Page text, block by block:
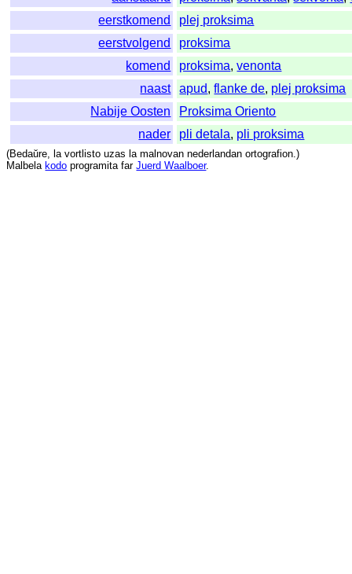
eerstkomend
plej proksima
eerstvolgend
proksima
komend
proksima,venonta
naast
apud,flanke de, plej proksima
Nabije Oosten
Proksima Oriento
nader
pli detala, pli proksima
(Bedaŭre, la vortlisto uzas la malnovan nederlandan ortografion.)
Malbela kodo programita far Juerd Waalboer.